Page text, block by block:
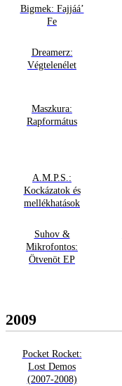
Bigmek: Fajjáá’
Fe
Dreamerz:
Végtelenélet
Maszkura:
Rapformátus
A.M.P.S.:
Kockázatok és
mellékhatások
Suhov &
Mikrofontos:
Ötvenöt EP
2009
Pocket Rocket:
Lost Demos
(2007-2008)